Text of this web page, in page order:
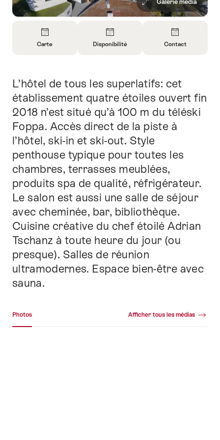
Galerie média
sur
Carte
Carte
sur
Ouvrir
les
informations
sur
la
disponibilité
Disponibilité
sur
Contact
Contact
Introduction
L’hôtel de tous les superlatifs: cet
établissement quatre étoiles ouvert fin
2018 n’est situé qu’à 100 m du téléski
Foppa. Accès direct de la piste à
l’hôtel, ski-in et ski-out. Style
penthouse typique pour toutes les
chambres, terrasses meublées,
produits spa de qualité, réfrigérateur.
Le salon est aussi une salle de séjour
avec cheminée, bar, bibliothèque.
Cuisine créative du chef étoilé Adrian
Tschanz à toute heure du jour (ou
presque). Salles de réunion
ultramodernes. Espace bien-être avec
sauna.
Photos Afficher tous les médias